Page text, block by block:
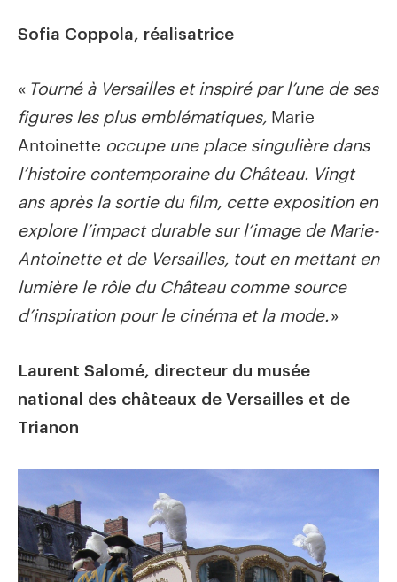
Sofia Coppola, réalisatrice
« Tourné à Versailles et inspiré par l’une de ses
figures les plus emblématiques, Marie
Antoinette occupe une place singulière dans
l’histoire contemporaine du Château. Vingt
ans après la sortie du film, cette exposition en
explore l’impact durable sur l’image de Marie-
Antoinette et de Versailles, tout en mettant en
lumière le rôle du Château comme source
d’inspiration pour le cinéma et la mode.»
Laurent Salomé, directeur du musée
national des châteaux de Versailles et de
Trianon